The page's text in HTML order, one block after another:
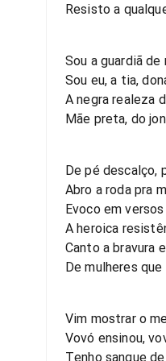
Resisto a
Sou a guardiã
Sou eu, a tia,
A negra realeza
Mãe preta, do
De pé descalço,
Abro a roda pra
Evoco em
A heroica
Canto a bravura
De mulheres
Vim mostrar o
Vovó ensinou,
Tenho sangue